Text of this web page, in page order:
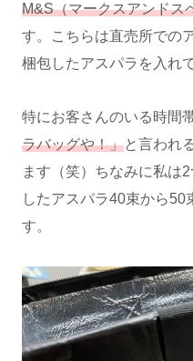
M&S（マークスアンドス
す。こちらは直売所での
梱包したアスパラを入れ
特にお客さんのいる時間
ラバッグや！」と言われ
ます（笑）ちなみに私は
したアスパラ40束から50
す。